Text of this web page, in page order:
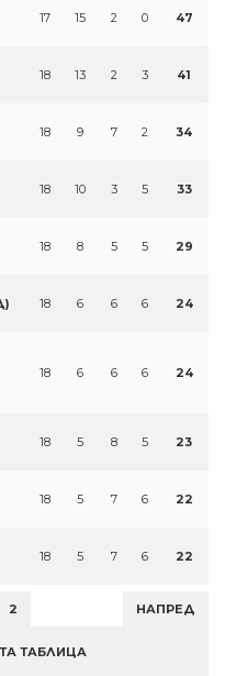
17 15 2 0 47
18 13 2 3 41
18 9 7 2 34
18 10 3 5 33
18 8 5 5 29
18 6 6 6 24
18 6 6 6 24
18 5 8 5 23
18 5 7 6 22
18 5 7 6 22
2 НАПРЕД
ТАБЛИЦА